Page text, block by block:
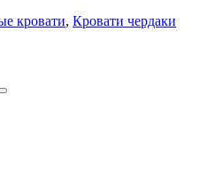
кровати, Кровати чердаки